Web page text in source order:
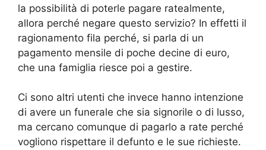
la possibilità di poterle pagare ratealmente,
allora perché negare questo servizio? In effetti il
ragionamento fila perché, si parla di un
pagamento mensile di poche decine di euro,
che una famiglia riesce poi a gestire.
Ci sono altri utenti che invece hanno intenzione
di avere un funerale che sia signorile o di lusso,
ma cercano comunque di pagarlo a rate perché
vogliono rispettare il defunto e le sue richieste.